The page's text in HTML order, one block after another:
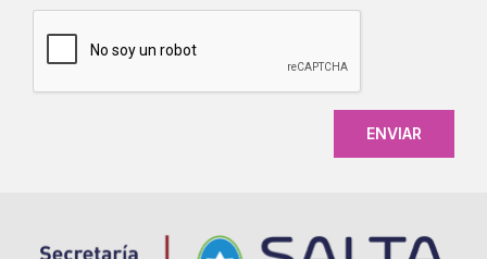
CAPTCHA